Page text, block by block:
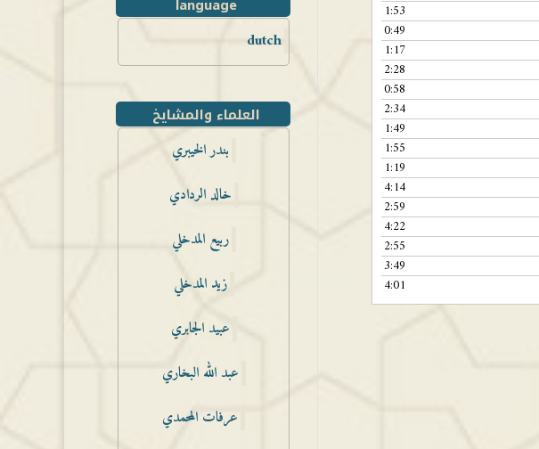
1:53
0:49
1:17
2:28
0:58
2:34
1:49
1:55
1:19
4:14
2:59
4:22
2:55
3:49
4:01
language
dutch
العلماء والمشايخ
بندر الخيبري
خالد الردادي
ربيع المدخلي
زيد المدخلي
عبيد الجابري
عبد الله البخاري
عرفات المحمدي